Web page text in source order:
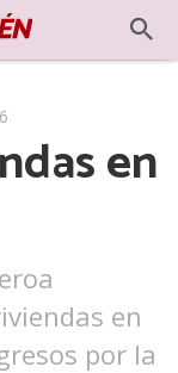
en
en
por la